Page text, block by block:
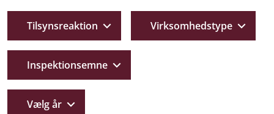
Tilsynsreaktion Virksomhedstype
Inspektionsemne
Vælg år